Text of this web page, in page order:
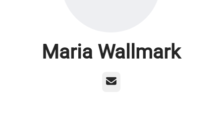
Maria Wallmark
E-post